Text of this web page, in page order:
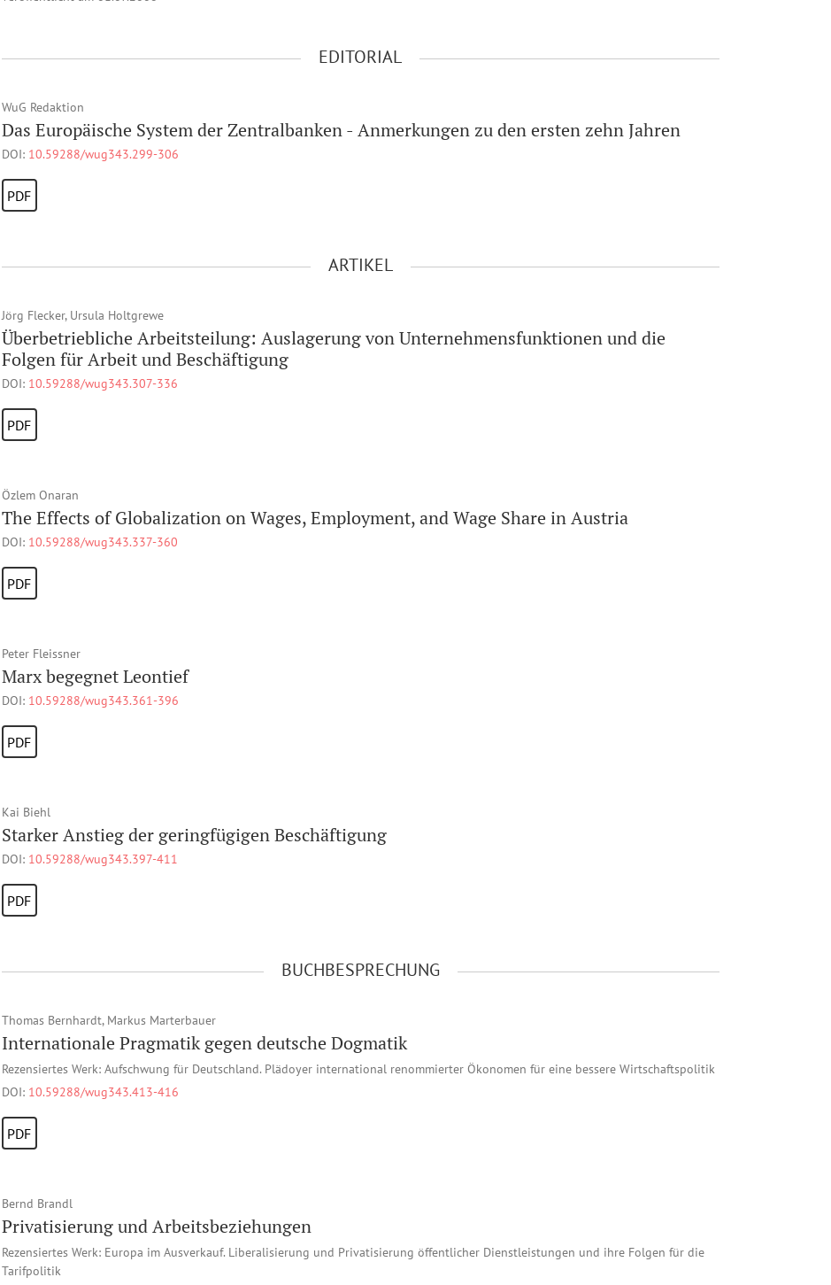
EDITORIAL
WuG Redaktion
Das Europäische System der Zentralbanken - Anmerkungen zu den ersten zehn Jahren
DOI: 10.59288/wug343.299-306
PDF
ARTIKEL
Jörg Flecker, Ursula Holtgrewe
Überbetriebliche Arbeitsteilung: Auslagerung von Unternehmensfunktionen und die
Folgen für Arbeit und Beschäftigung
DOI: 10.59288/wug343.307-336
PDF
Özlem Onaran
The Effects of Globalization on Wages, Employment, and Wage Share in Austria
DOI: 10.59288/wug343.337-360
PDF
Peter Fleissner
Marx begegnet Leontief
DOI: 10.59288/wug343.361-396
PDF
Kai Biehl
Starker Anstieg der geringfügigen Beschäftigung
DOI: 10.59288/wug343.397-411
PDF
BUCHBESPRECHUNG
Thomas Bernhardt, Markus Marterbauer
Internationale Pragmatik gegen deutsche Dogmatik
Rezensiertes Werk: Aufschwung für Deutschland. Plädoyer international renommierter Ökonomen für eine bessere Wirtschaftspolitik
DOI: 10.59288/wug343.413-416
PDF
Bernd Brandl
Privatisierung und Arbeitsbeziehungen
Rezensiertes Werk: Europa im Ausverkauf. Liberalisierung und Privatisierung öffentlicher Dienstleistungen und ihre Folgen für die
Tarifpolitik